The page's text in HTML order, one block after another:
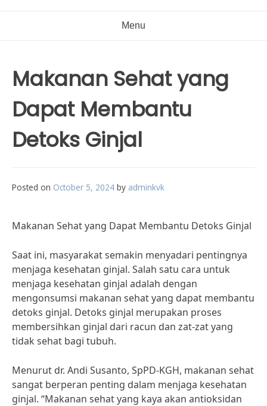
Menu
Makanan Sehat yang
Dapat Membantu
Detoks Ginjal
Posted on October 5, 2024 by adminkvk
Makanan Sehat yang Dapat Membantu Detoks Ginjal
Saat ini, masyarakat semakin menyadari pentingnya
menjaga kesehatan ginjal. Salah satu cara untuk
menjaga kesehatan ginjal adalah dengan
mengonsumsi makanan sehat yang dapat membantu
detoks ginjal. Detoks ginjal merupakan proses
membersihkan ginjal dari racun dan zat-zat yang
tidak sehat bagi tubuh.
Menurut dr. Andi Susanto, SpPD-KGH, makanan sehat
sangat berperan penting dalam menjaga kesehatan
ginjal. “Makanan sehat yang kaya akan antioksidan